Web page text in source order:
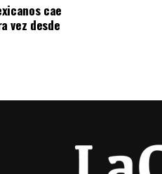
cae
vez desde